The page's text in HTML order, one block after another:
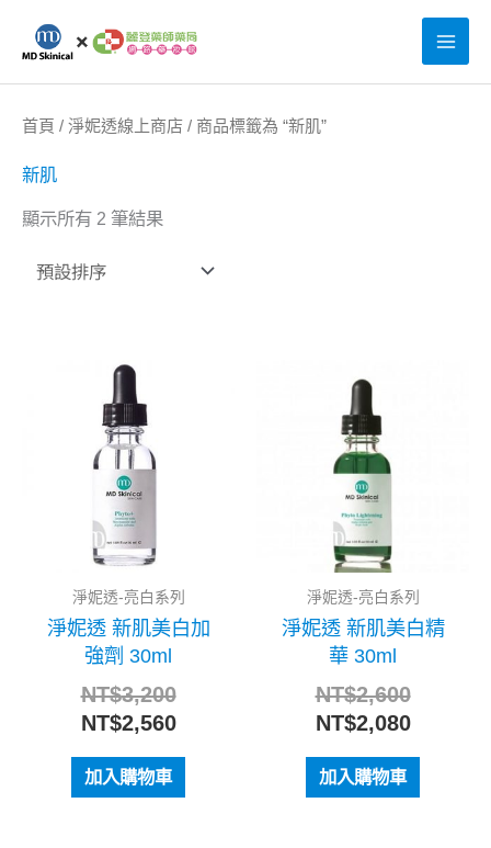
主
首頁 / 淨妮透線上商店 / 商品標籤為 “新肌”
新肌
顯示所有 2 筆結果
淨妮透-亮白系列
淨妮透 新肌美白加
強劑 30ml
NT$3,200
NT$2,560
加入購物車
淨妮透-亮白系列
淨妮透 新肌美白精
華 30ml
NT$2,600
NT$2,080
加入購物車